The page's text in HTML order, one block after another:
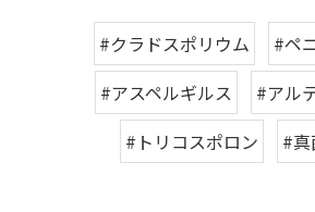
#クラドスポリウム
#ペ
#アスペルギルス
#アル
#トリコスポロン
#